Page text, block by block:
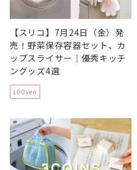
【スリコ】7月24日（金）発
売！野菜保存容器セット、カ
ップスライサー｜優秀キッチ
ングッズ4選
100yen